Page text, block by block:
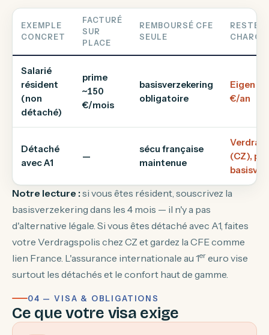
EXEMPLE
CONCRET
FACTURÉ
SUR
PLACE
REMBOURSÉ CFE
SEULE
RESTE À
CHARGE
Salarié
résident
(non
détaché)
prime
~150
€/mois
basisverzekering
obligatoire
Eigen
€/an
Détaché
avec A1
—
sécu française
maintenue
(CZ),
Notre lecture :si vous êtes résident, souscrivez la
basisverzekering dans les 4 mois — il n'y a pas
d'alternative légale. Si vous êtes détaché avec A1, faites
votre Verdragspolis chez CZ et gardez la CFE comme
lien France. L'assurance internationale au 1er euro vise
surtout les détachés et le confort haut de gamme.
04 — VISA & OBLIGATIONS
Ce que votre visa exige